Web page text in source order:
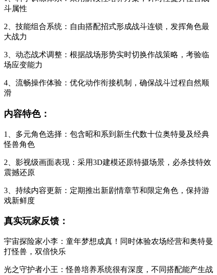
斗属性
2、技能组合系统：自由搭配招式形成战斗连锁，发挥角色最
大战力
3、动态战术调整：根据战场形势实时切换作战策略，考验临
场应变能力
4、流畅操作体验：优化动作衔接机制，确保战斗过程自然顺
滑
内容特色：
1、多元角色选择：包含昭和系到新生代数十位奥特曼及经典
怪兽角色
2、影视级画面表现：采用3D建模还原特摄场景，必杀技特效
震撼还原
3、持续内容更新：定期推出新剧情章节和限定角色，保持游
戏新鲜度
真实玩家反馈：
宇宙探险家小李：童年梦想成真！同时体验农场经营和奥特曼
打怪兽，双倍快乐
光之守护者小王：怪兽培养系统很有深度，不同搭配能产生战